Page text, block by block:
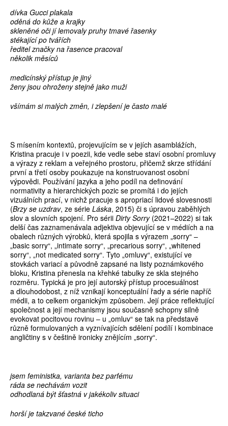
dívka Gucci plakala
oděná do kůže a krajky
skleněné oči jí lemovaly pruhy tmavé řasenky
stékající po tvářích
ředitel značky na řasence pracoval
několik měsíců
medicínský přístup je jiný
ženy jsou ohroženy stejně jako muži
všímám si malých změn, i zlepšení je často malé
S mísením kontextů, projevujícím se v jejích asamblážích,
Kristina pracuje i v poezii, kde vedle sebe staví osobní promluvy
a výrazy z reklam a veřejného prostoru, přičemž skrze střídání
první a třetí osoby poukazuje na konstruovanost osobní
výpovědi. Používání jazyka a jeho podíl na definování
normativity a hierarchických pozic se promítá i do jejích
vizuálních prací, v nichž pracuje s apropriací lidové slovesnosti
(Brzy se uzdrav, ze série Láska, 2015) či s úpravou zaběhlých
slov a slovních spojení. Pro sérii Dirty Sorry (2021–2022) si tak
delší čas zaznamenávala adjektiva objevující se v médiích a na
obalech různých výrobků, která spojila s výrazem „sorry“ –
„basic sorry“, „intimate sorry“, „precarious sorry“, „whitened
sorry“, „not medicated sorry“. Tyto „omluvy“, existující ve
stovkách variací a původně zapsané na listy poznámkového
bloku, Kristina přenesla na křehké tabulky ze skla stejného
rozměru. Typická je pro její autorský přístup procesuálnost
a dlouhodobost, z níž vznikají konceptuální řady a série napříč
médii, a to celkem organickým způsobem. Její práce reflektující
společnost a její mechanismy jsou současně schopny silně
evokovat pocitovou rovinu – u „omluv“ se tak na představě
různě formulovaných a vyznívajících sdělení podílí i kombinace
angličtiny s v češtině ironicky znějícím „sorry“.
jsem feministka, varianta bez parfému
ráda se nechávám vozit
odhodlaná být šťastná v jakékoliv situaci
horší je takzvané české ticho